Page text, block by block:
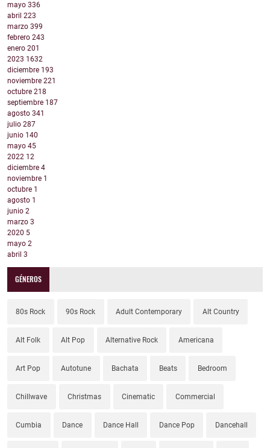
mayo 336
abril 223
marzo 399
febrero 243
enero 201
2023 1632
diciembre 193
noviembre 221
octubre 218
septiembre 187
agosto 341
julio 287
junio 140
mayo 45
2022 12
diciembre 4
noviembre 1
octubre 1
agosto 1
junio 2
marzo 3
2020 5
mayo 2
abril 3
GÉNEROS
80s Rock 90s Rock Adult Contemporary Alt Country
Alt Folk Alt Pop Alternative Rock Americana
Art Pop Autotune Bachata Beats Bedroom
Chillwave Christmas Cinematic Commercial
Cumbia Dance Dance Hall Dance Pop Dancehall